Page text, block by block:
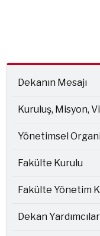
Dekanın Mesajı
Kuruluş, Misyon,
Yönetimsel
Fakülte Kurulu
Fakülte Yönetim
Dekan